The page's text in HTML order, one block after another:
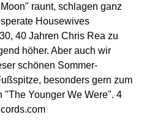
raunt, schlagen ganz
Housewives
40 Jahren Chris Rea zu
höher. Aber auch wir
schönen Sommer-
besonders gern zum
"The Younger We Were". 4